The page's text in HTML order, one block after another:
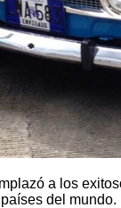
a los
del mundo.